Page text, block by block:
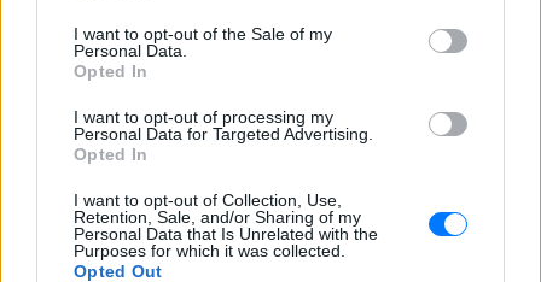
I want to opt-out of the Sale of my
Personal Data.
Opted In
I want to opt-out of processing my
Personal Data for Targeted Advertising.
Opted In
I want to opt-out of Collection, Use,
Retention, Sale, and/or Sharing of my
Personal Data that Is Unrelated with the
Purposes for which it was collected.
Opted Out
Η τύχη δεν προβλέπεται, αλλά όταν
Η κωμωδία που σατίρισε τον
επίκαιρη
ΧΤΕΣ
108 επεισόδια γέλιου: Η σειρά του Χάρη